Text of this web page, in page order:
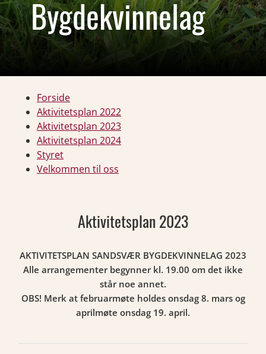
Bygdekvinnelag
Forside
Aktivitetsplan 2022
Aktivitetsplan 2023
Aktivitetsplan 2024
Styret
Velkommen til oss
Aktivitetsplan 2023
AKTIVITETSPLAN SANDSVÆR BYGDEKVINNELAG 2023
Alle arrangementer begynner kl. 19.00 om det ikke
står noe annet.
OBS! Merk at februarmøte holdes onsdag 8. mars og
aprilmøte onsdag 19. april.